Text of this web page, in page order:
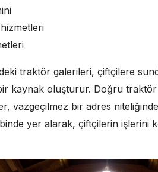
traktör galerileri, çiftçilere
kaynak oluşturur. Doğru
vazgeçilmez bir adres
yer alarak, çiftçilerin işlerini